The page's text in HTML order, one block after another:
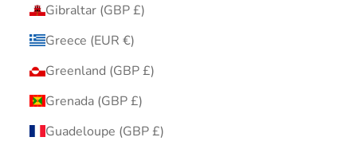
Gibraltar (GBP £)
Greece (EUR €)
Greenland (GBP £)
Grenada (GBP £)
Guadeloupe (GBP £)